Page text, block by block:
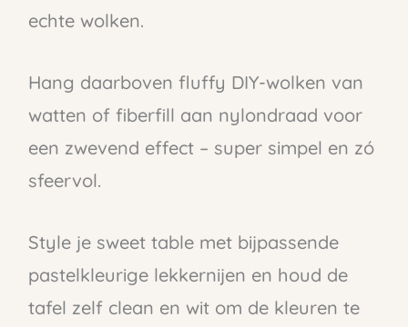
echte wolken.
Hang daarboven fluffy DIY-wolken van
watten of fiberfill aan nylondraad voor
een zwevend effect – super simpel en zó
sfeervol.
Style je sweet table met bijpassende
pastelkleurige lekkernijen en houd de
tafel zelf clean en wit om de kleuren te